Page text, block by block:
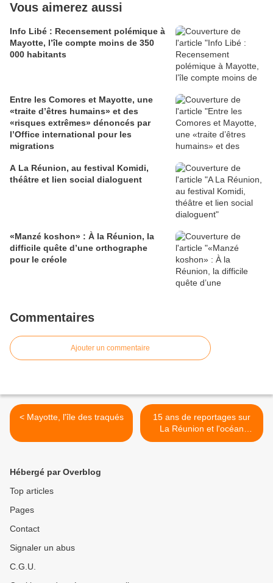
Vous aimerez aussi
Info Libé : Recensement polémique à
Mayotte, l’île compte moins de 350
000 habitants
Entre les Comores et Mayotte, une
«traite d’êtres humains» et des
«risques extrêmes» dénoncés par
l’Office international pour les
migrations
A La Réunion, au festival Komidi,
théâtre et lien social dialoguent
«Manzé koshon» : À la Réunion, la
difficile quête d’une orthographe
pour le créole
Commentaires
Ajouter un commentaire
< Mayotte, l'île des traqués
15 ans de reportages sur
La Réunion et l'océan
Indien >
Hébergé par Overblog
Top articles
Pages
Contact
Signaler un abus
C.G.U.